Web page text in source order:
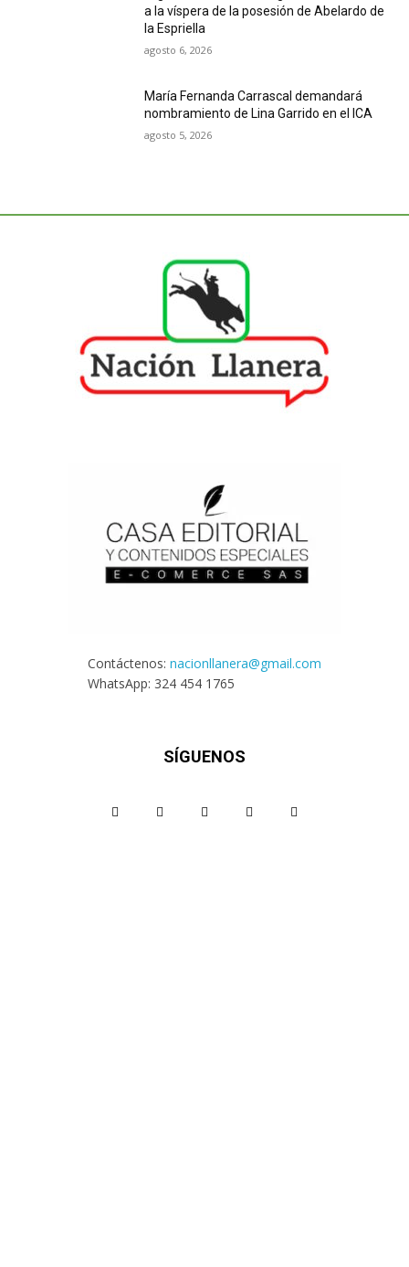
a la víspera de la posesión de Abelardo de
la Espriella
agosto 6, 2026
María Fernanda Carrascal demandará
nombramiento de Lina Garrido en el ICA
agosto 5, 2026
Contáctenos: nacionllanera@gmail.com
WhatsApp: 324 454 1765
SÍGUENOS